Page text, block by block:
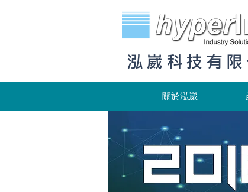
泓崴科技有限
關於泓崴